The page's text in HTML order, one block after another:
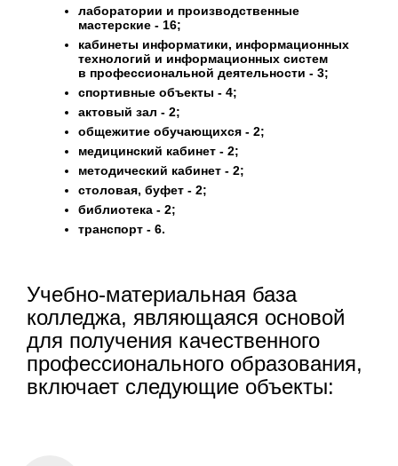
лаборатории и производственные
мастерские - 16;
кабинеты информатики, информационных
технологий и информационных систем
в профессиональной деятельности - 3;
спортивные объекты - 4;
актовый зал - 2;
общежитие обучающихся - 2;
медицинский кабинет - 2;
методический кабинет - 2;
столовая, буфет - 2;
библиотека - 2;
транспорт - 6.
Учебно-материальная база
колледжа, являющаяся основой
для получения качественного
профессионального образования,
включает следующие объекты: